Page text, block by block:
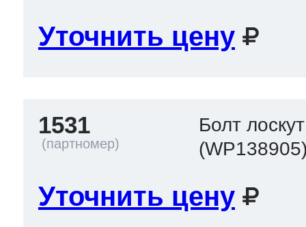
Уточнить цену
1531
Болт лоскут
Уточнить цену